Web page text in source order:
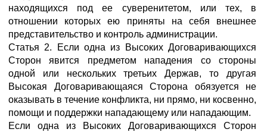
находящихся под ее суверенитетом, или тех, в
отношении которых ею приняты на себя внешнее
представительство и контроль администрации.
Статья 2. Если одна из Высоких Договаривающихся
Сторон явится предметом нападения со стороны
одной или нескольких третьих Держав, то другая
Высокая Договаривающаяся Сторона обязуется не
оказывать в течение конфликта, ни прямо, ни косвенно,
помощи и поддержки нападающему или нападающим.
Если одна из Высоких Договаривающихся Сторон